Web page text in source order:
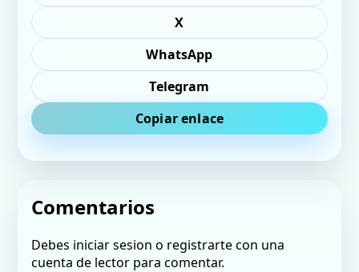
X
WhatsApp
Telegram
Copiar enlace
Comentarios
Debes iniciar sesion o registrarte con una
cuenta de lector para comentar.